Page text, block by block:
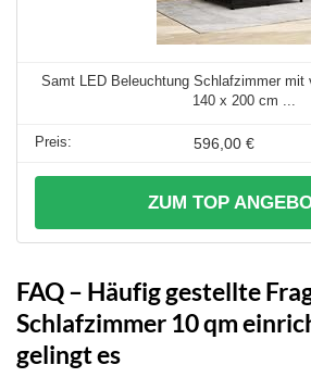
Samt LED Beleuchtung Schlafzimmer mit
140 x 200 cm ...
596,00 €
ZUM TOP
FAQ – Häufig gestellte
Schlafzimmer 10 qm
gelingt es